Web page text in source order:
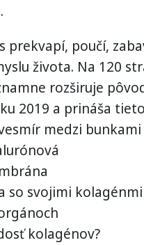
prekvapí, poučí,
života. Na 120
rozširuje
2019 a prináša
medzi bunkami
so svojimi kolagénmi
kolagénov?